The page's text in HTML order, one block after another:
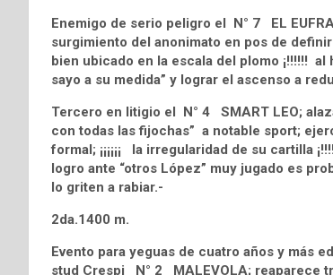
Enemigo de serio peligro el N° 7 EL
surgimiento del anonimato en pos de definir
bien ubicado en la escala del plomo ¡!!!!!!
sayo a su medida” y lograr el ascenso a
Tercero en litigio el N° 4 SMART LEO;
con todas las fijochas” a notable sport;
formal; ¡¡¡¡¡¡ la irregularidad de su cartilla
logro ante “otros López” muy jugado es
lo griten a rabiar.-
2da.1400 m.
Evento para yeguas de cuatro años y más
stud Crespi N° 2 MALEVOLA; reaparece